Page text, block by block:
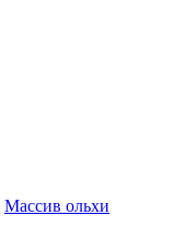
Массив ольхи